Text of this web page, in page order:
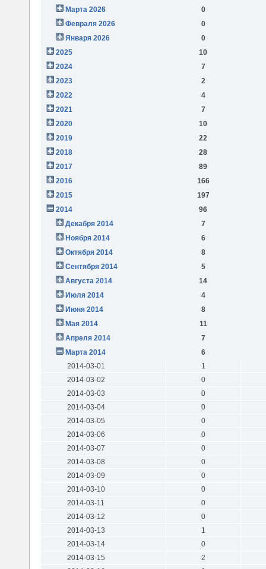
Марта 2026
0
Февраля 2026
0
Января 2026
0
2025
10
2024
7
2023
2
2022
4
2021
7
2020
10
2019
22
2018
28
2017
89
2016
166
2015
197
2014
96
Декабря 2014
7
Ноября 2014
6
Октября 2014
8
Сентября 2014
5
Августа 2014
14
Июля 2014
4
Июня 2014
8
Мая 2014
11
Апреля 2014
7
Марта 2014
6
2014-03-01
1
2014-03-02
0
2014-03-03
0
2014-03-04
0
2014-03-05
0
2014-03-06
0
2014-03-07
0
2014-03-08
0
2014-03-09
0
2014-03-10
0
2014-03-11
0
2014-03-12
0
2014-03-13
1
2014-03-14
0
2014-03-15
2